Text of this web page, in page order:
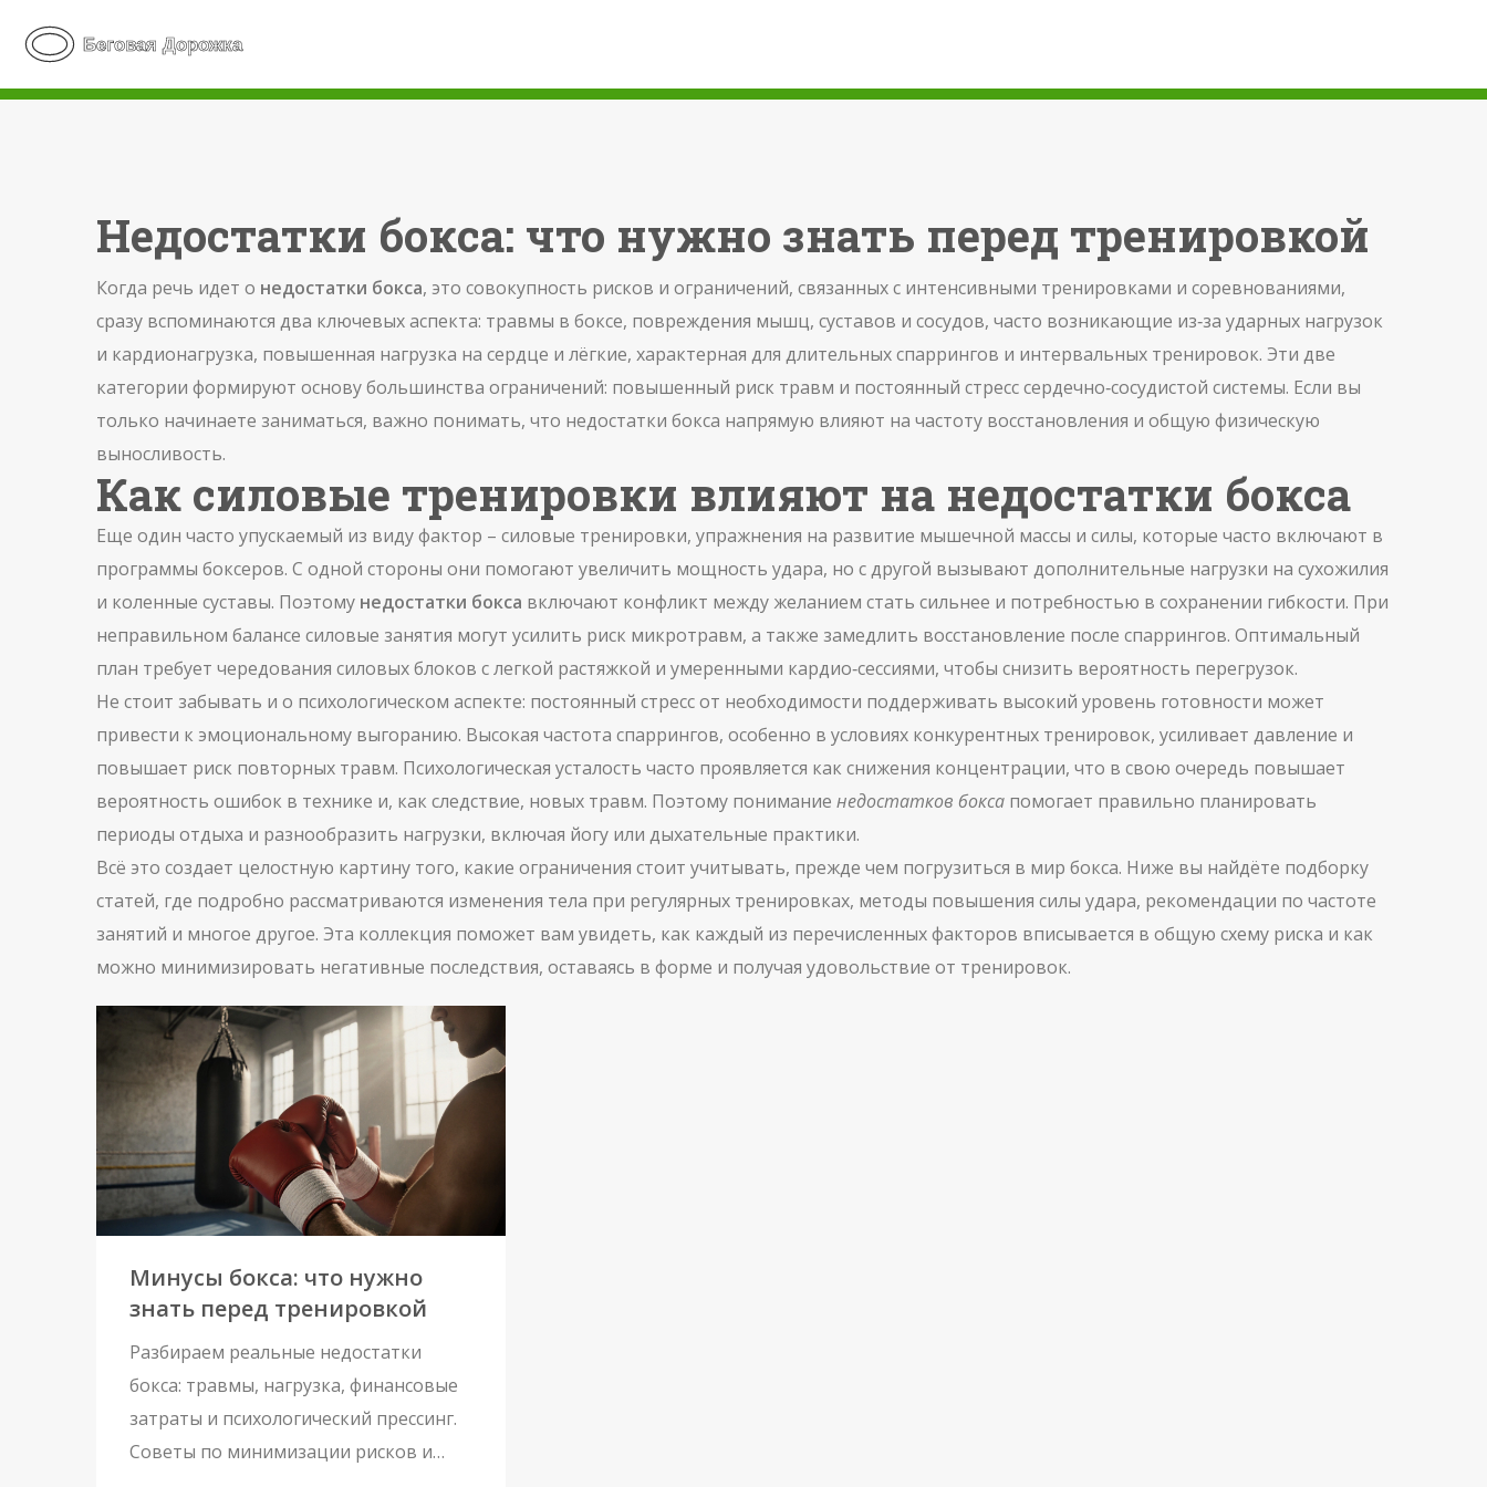
Недостатки бокса: что нужно знать перед тренировкой
Когда речь идет о недостатки бокса, это совокупность рисков и ограничений, связанных с интенсивными тренировками и соревнованиями,
сразу вспоминаются два ключевых аспекта: травмы в боксе, повреждения мышц, суставов и сосудов, часто возникающие из‑за ударных нагрузок
и кардионагрузка, повышенная нагрузка на сердце и лёгкие, характерная для длительных спаррингов и интервальных тренировок. Эти две
категории формируют основу большинства ограничений: повышенный риск травм и постоянный стресс сердечно‑сосудистой системы. Если вы
только начинаете заниматься, важно понимать, что недостатки бокса напрямую влияют на частоту восстановления и общую физическую
выносливость.
Как силовые тренировки влияют на недостатки бокса
Еще один часто упускаемый из виду фактор – силовые тренировки, упражнения на развитие мышечной массы и силы, которые часто включают в
программы боксеров. С одной стороны они помогают увеличить мощность удара, но с другой вызывают дополнительные нагрузки на сухожилия
и коленные суставы. Поэтому недостатки бокса включают конфликт между желанием стать сильнее и потребностью в сохранении гибкости. При
неправильном балансе силовые занятия могут усилить риск микротравм, а также замедлить восстановление после спаррингов. Оптимальный
план требует чередования силовых блоков с легкой растяжкой и умеренными кардио‑сессиями, чтобы снизить вероятность перегрузок.
Не стоит забывать и о психологическом аспекте: постоянный стресс от необходимости поддерживать высокий уровень готовности может
привести к эмоциональному выгоранию. Высокая частота спаррингов, особенно в условиях конкурентных тренировок, усиливает давление и
повышает риск повторных травм. Психологическая усталость часто проявляется как снижения концентрации, что в свою очередь повышает
вероятность ошибок в технике и, как следствие, новых травм. Поэтому понимание недостатков бокса помогает правильно планировать
периоды отдыха и разнообразить нагрузки, включая йогу или дыхательные практики.
Всё это создает целостную картину того, какие ограничения стоит учитывать, прежде чем погрузиться в мир бокса. Ниже вы найдёте подборку
статей, где подробно рассматриваются изменения тела при регулярных тренировках, методы повышения силы удара, рекомендации по частоте
занятий и многое другое. Эта коллекция поможет вам увидеть, как каждый из перечисленных факторов вписывается в общую схему риска и как
можно минимизировать негативные последствия, оставаясь в форме и получая удовольствие от тренировок.
Минусы бокса: что нужно
знать перед тренировкой
Разбираем реальные недостатки
бокса: травмы, нагрузка, финансовые
затраты и психологический прессинг.
Советы по минимизации рисков и